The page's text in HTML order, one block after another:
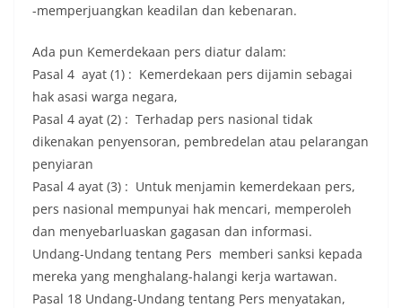
-memperjuangkan keadilan dan kebenaran.
Ada pun Kemerdekaan pers diatur dalam:
Pasal 4 ayat (1) : Kemerdekaan pers dijamin sebagai
hak asasi warga negara,
Pasal 4 ayat (2) : Terhadap pers nasional tidak
dikenakan penyensoran, pembredelan atau pelarangan
penyiaran
Pasal 4 ayat (3) : Untuk menjamin kemerdekaan pers,
pers nasional mempunyai hak mencari, memperoleh
dan menyebarluaskan gagasan dan informasi.
Undang-Undang tentang Pers memberi sanksi kepada
mereka yang menghalang-halangi kerja wartawan.
Pasal 18 Undang-Undang tentang Pers menyatakan,